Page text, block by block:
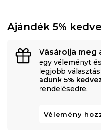
Ajándék 5%
Vásárolja meg
egy véleményt
legjobb
adunk 5%
rendelésedre.
Vélemény